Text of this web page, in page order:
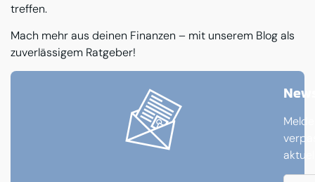
treffen.
Mach mehr aus deinen Finanzen – mit unserem Blog als
zuverlässigem Ratgeber!